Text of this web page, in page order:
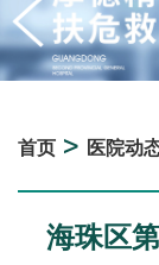
首页 > 医院动
海珠区